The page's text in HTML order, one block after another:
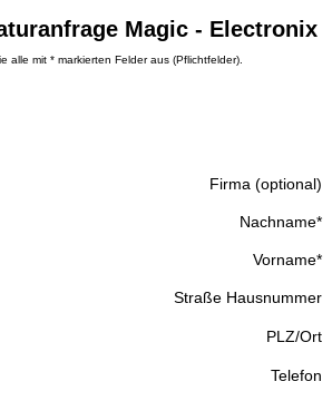
Magic - Electronix
alle mit * markierten Felder aus (Pflichtfelder).
Firma (optional)
Nachname*
Vorname*
Straße Hausnummer
PLZ/Ort
Telefon